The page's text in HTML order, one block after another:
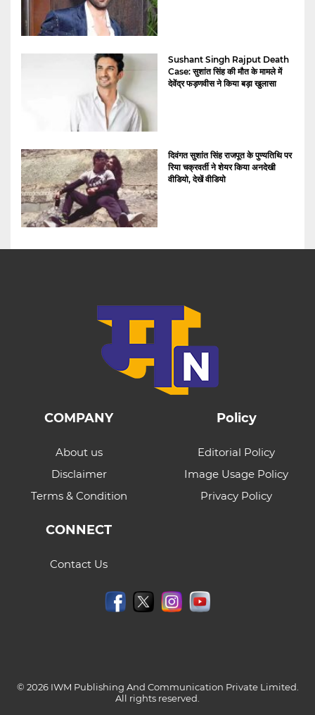
Sushant Singh Rajput Death
Case: सुशांत सिंह की मौत के मामले में
देवेंद्र फड़णवीस ने किया बड़ा खुलासा
दिवंगत सुशांत सिंह राजपूत के पुण्यतिथि पर
रिया चक्रवर्ती ने शेयर किया अनदेखी
वीडियो, देखें वीडियो
COMPANY
About us
Disclaimer
Terms & Condition
Policy
Editorial Policy
Image Usage Policy
Privacy Policy
CONNECT
Contact Us
© 2026 IWM Publishing And Communication Private Limited.
All rights reserved.